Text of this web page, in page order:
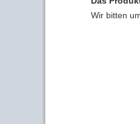
Wir bitten